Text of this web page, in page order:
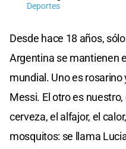
Deportes
Desde hace 18 años,
Argentina se mantienen
mundial. Uno es
Messi. El otro es
cerveza, el alfajor, el
mosquitos: se llama